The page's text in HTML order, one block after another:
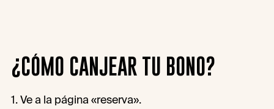
¿CÓMO CANJEAR TU BONO?​
1. Ve a la página «reserva».